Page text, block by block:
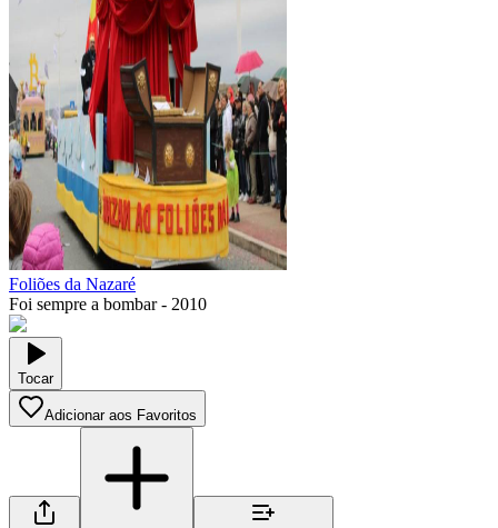
Foliões da Nazaré
Foi sempre a bombar- 2010
Tocar
Adicionar aos Favoritos